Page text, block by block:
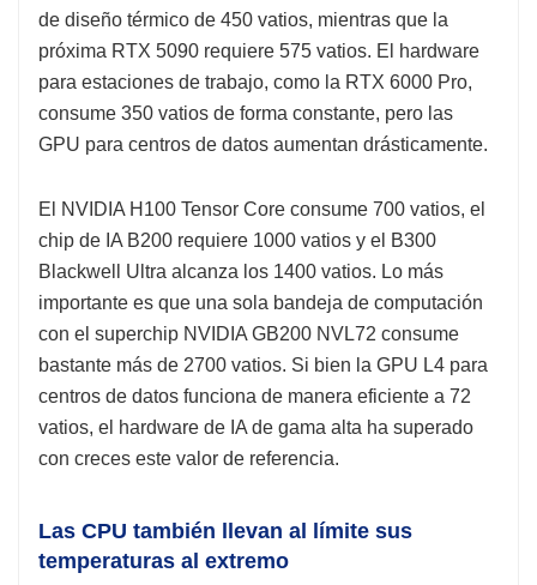
de diseño térmico de 450 vatios, mientras que la
próxima RTX 5090 requiere 575 vatios. El hardware
para estaciones de trabajo, como la RTX 6000 Pro,
consume 350 vatios de forma constante, pero las
GPU para centros de datos aumentan drásticamente.
El NVIDIA H100 Tensor Core consume 700 vatios, el
chip de IA B200 requiere 1000 vatios y el B300
Blackwell Ultra alcanza los 1400 vatios. Lo más
importante es que una sola bandeja de computación
con el superchip NVIDIA GB200 NVL72 consume
bastante más de 2700 vatios. Si bien la GPU L4 para
centros de datos funciona de manera eficiente a 72
vatios, el hardware de IA de gama alta ha superado
con creces este valor de referencia.
Las CPU también llevan al límite sus
temperaturas al extremo